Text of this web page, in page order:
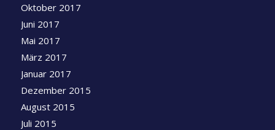
Oktober 2017
Juni 2017
Mai 2017
März 2017
Januar 2017
Dezember 2015
August 2015
Juli 2015